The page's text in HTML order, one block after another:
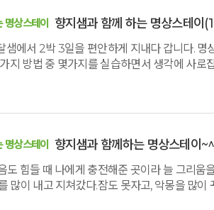
명상스테이 향지샘과 함께 하는 명상스테이
샘에서 2박 3일을 편안하게 지내다 갑니다.
지 방법 중 몇가지를 실습하면서 생각에 사로
쉼이 필요할 때 또 올 날을 기대하며, 그 설레
명상스테이 향지샘과 함께하는 명상스테이
도 힘들 때 나에게 충전해준 곳이라 늘 그리움
많이 내고 지쳐갔다.잠도 못자고, 악몽을 많
권했다.좋았다. 바로 출발했다. 좀 낯선 명상을